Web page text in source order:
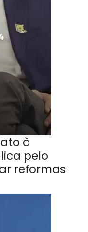
à
pelo
reformas